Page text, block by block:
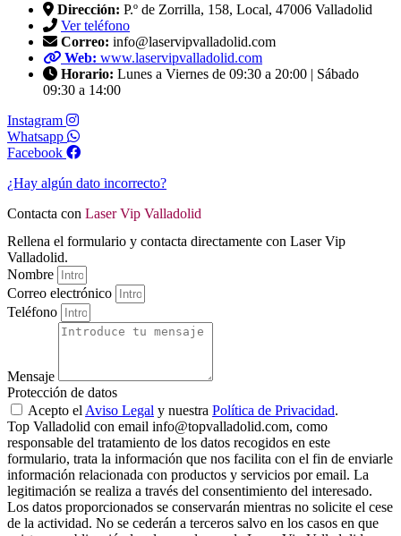
Dirección: P.º de Zorrilla, 158, Local, 47006 Valladolid
Ver teléfono
Correo: info@laservipvalladolid.com
Web: www.laservipvalladolid.com
Horario: Lunes a Viernes de 09:30 a 20:00 | Sábado
09:30 a 14:00
Instagram
Whatsapp
Facebook
¿Hay algún dato incorrecto?
Contacta con Laser Vip Valladolid
Rellena el formulario y contacta directamente con Laser Vip
Valladolid.
Nombre
Correo electrónico
Teléfono
Mensaje
Protección de datos
Acepto el Aviso Legal y nuestra Política de Privacidad.
Top Valladolid con email info@topvalladolid.com, como
responsable del tratamiento de los datos recogidos en este
formulario, trata la información que nos facilita con el fin de enviarle
información relacionada con productos y servicios por email. La
legitimación se realiza a través del consentimiento del interesado.
Los datos proporcionados se conservarán mientras no solicite el cese
de la actividad. No se cederán a terceros salvo en los casos en que